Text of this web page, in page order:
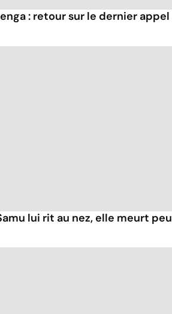
: retour sur le dernier appel
lui rit au nez, elle meurt peu